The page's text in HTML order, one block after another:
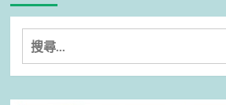
搜
尋
關
鍵